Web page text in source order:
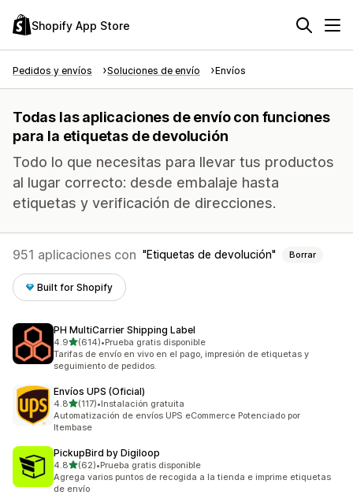
Shopify App Store
Pedidos y envíos Soluciones de envío Envíos
Todas las aplicaciones de envío con funciones
para la etiquetas de devolución
Todo lo que necesitas para llevar tus productos
al lugar correcto: desde embalaje hasta
etiquetas y verificación de direcciones.
951 aplicaciones con Etiquetas de devolución Borrar
Built for Shopify
PH MultiCarrier Shipping Label
4.9de 5 estrellas
(614)
614 reseñas en total
•Prueba gratis disponible
Tarifas de envío en vivo en el pago, impresión de etiquetas y
seguimiento de pedidos.
Envíos UPS (Oficial)
4.8de 5 estrellas
(117)
117 reseñas en total
•Instalación gratuita
Automatización de envíos UPS eCommerce Potenciado por
Itembase
PickupBird by Digiloop
4.8de 5 estrellas
(62)
62 reseñas en total
•Prueba gratis disponible
Agrega varios puntos de recogida a la tienda e imprime etiquetas
de envío